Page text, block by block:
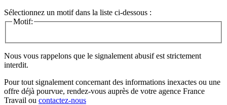
Sélectionnez un motif dans la liste ci-dessous :
Motif:
Nous vous rappelons que le signalement abusif est strictement
interdit.
Pour tout signalement concernant des informations inexactes ou une
offre déjà pourvue, rendez-vous auprès de votre agence France
Travail ou contactez-nous